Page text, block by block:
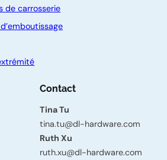
de carrosserie
Contact
Tina Tu
tina.tu@dl-hardware.com
Ruth Xu
ruth.xu@dl-hardware.com